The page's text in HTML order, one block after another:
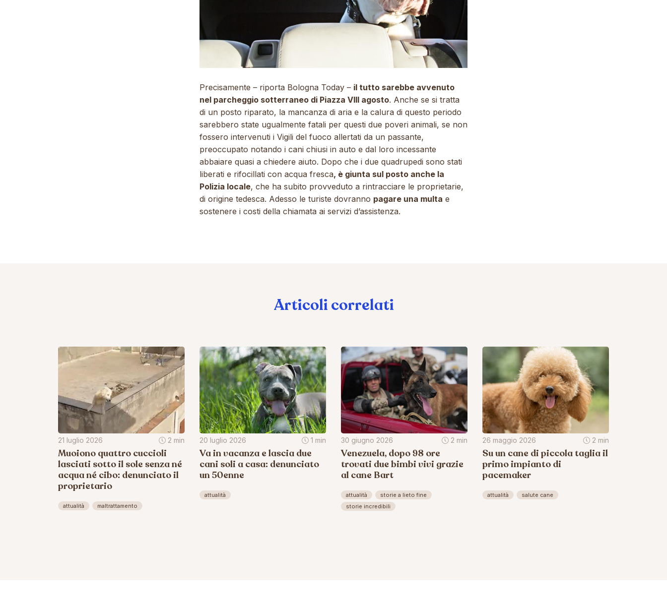
Precisamente – riporta Bologna Today – il tutto sarebbe avvenuto
nel parcheggio sotterraneo di Piazza VIII agosto. Anche se si tratta
di un posto riparato, la mancanza di aria e la calura di questo periodo
sarebbero state ugualmente fatali per questi due poveri animali, se non
fossero intervenuti i Vigili del fuoco allertati da un passante,
preoccupato notando i cani chiusi in auto e dal loro incessante
abbaiare quasi a chiedere aiuto. Dopo che i due quadrupedi sono stati
liberati e rifocillati con acqua fresca, è giunta sul posto anche la
Polizia locale, che ha subito provveduto a rintracciare le proprietarie,
di origine tedesca. Adesso le turiste dovranno pagare una multa e
sostenere i costi della chiamata ai servizi d’assistenza.
Articoli correlati
21 luglio 2026 2 min
Muoiono quattro cuccioli
lasciati sotto il sole senza né
acqua né cibo: denunciato il
proprietario
attualità maltrattamento
20 luglio 2026 1 min
Va in vacanza e lascia due
cani soli a casa: denunciato
un 50enne
attualità
30 giugno 2026 2 min
Venezuela, dopo 98 ore
trovati due bimbi vivi grazie
al cane Bart
attualità
storie a lieto fine
storie incredibili
26 maggio 2026 2 min
Su un cane di piccola taglia il
primo impianto di
pacemaker
attualità salute cane